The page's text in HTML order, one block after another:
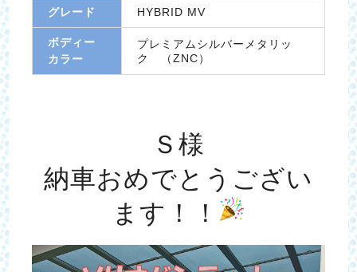
グレード HYBRID MV
ボディー
カラー
プレミアムシルバーメタリッ
ク （ZNC）
Ｓ様
納車おめでとうござい
ます！！